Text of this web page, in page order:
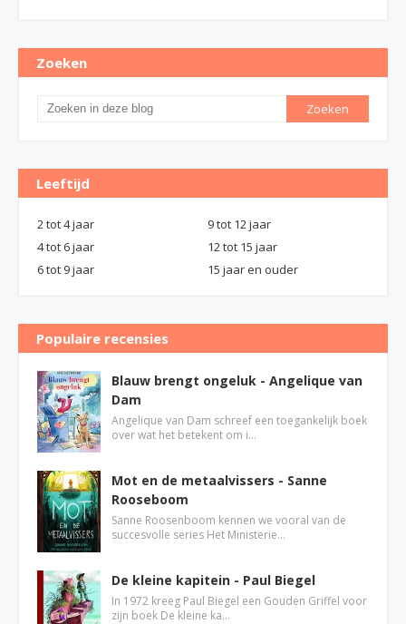
Zoeken
Leeftijd
2 tot 4 jaar
9 tot 12 jaar
4 tot 6 jaar
12 tot 15 jaar
6 tot 9 jaar
15 jaar en ouder
Populaire recensies
Blauw brengt ongeluk - Angelique van
Dam
Angelique van Dam schreef een toegankelijk boek
over wat het betekent om i…
Mot en de metaalvissers - Sanne
Rooseboom
Sanne Roosenboom kennen we vooral van de
succesvolle series Het Ministerie…
De kleine kapitein - Paul Biegel
In 1972 kreeg Paul Biegel een Gouden Griffel voor
zijn boek De kleine ka…